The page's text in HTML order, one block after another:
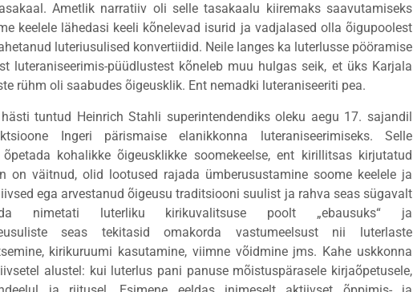
Ametlik narratiiv oli selle tasakaalu kiiremaks saavutamiseks
keelele lähedasi keeli kõnelevad isurid ja vadjalased olla õigupoolest
luteriusulised konvertiidid. Neile langes ka luterlusse pööramise
luteraniseerimis-püüdlustest kõneleb muu hulgas seik, et üks Karjala
rühm oli saabudes õigeusklik. Ent nemadki luteraniseeriti pea.
tuntud Heinrich Stahli superintendendiks oleku aegu 17. sajandil
Ingeri pärismaise elanikkonna luteraniseerimiseks. Selle
kohalikke õigeusklikke soomekeelse, ent kirillitsas kirjutatud
on väitnud, olid lootused rajada ümberusustamine soome keelele ja
ega arvestanud õigeusu traditsiooni suulist ja rahva seas sügavalt
nimetati luterliku kirikuvalitsuse poolt „ebausuks“ ja
seas tekitasid omakorda vastumeelsust nii luterlaste
kirikuruumi kasutamine, viimne võidmine jms. Kahe uskkonna
alustel: kui luterlus pani panuse mõistuspärasele kirjaõpetusele,